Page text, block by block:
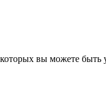
вы можете быть